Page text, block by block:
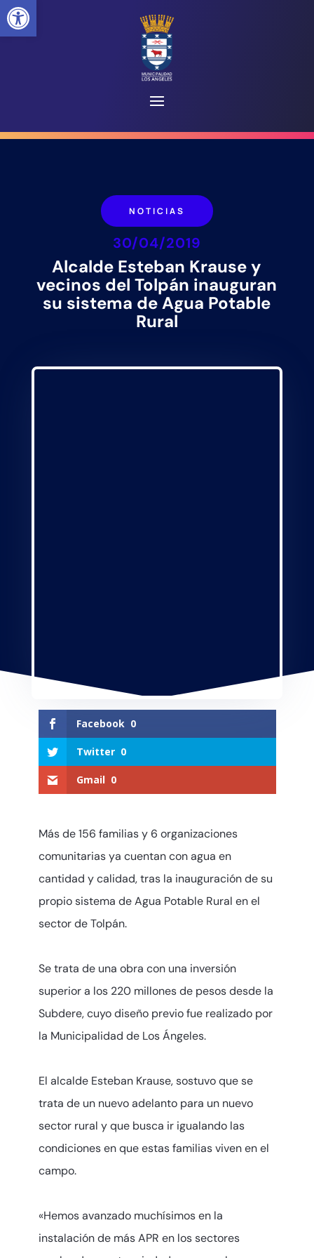
NOTICIAS
30/04/2019
Alcalde Esteban Krause y
vecinos del Tolpán inauguran
su sistema de Agua Potable
Rural
Facebook 0
Twitter 0
Gmail 0
Más de 156 familias y 6 organizaciones
comunitarias ya cuentan con agua en
cantidad y calidad, tras la inauguración de su
propio sistema de Agua Potable Rural en el
sector de Tolpán.
Se trata de una obra con una inversión
superior a los 220 millones de pesos desde la
Subdere, cuyo diseño previo fue realizado por
la Municipalidad de Los Ángeles.
El alcalde Esteban Krause, sostuvo que se
trata de un nuevo adelanto para un nuevo
sector rural y que busca ir igualando las
condiciones en que estas familias viven en el
campo.
«Hemos avanzado muchísimos en la
instalación de más APR en los sectores